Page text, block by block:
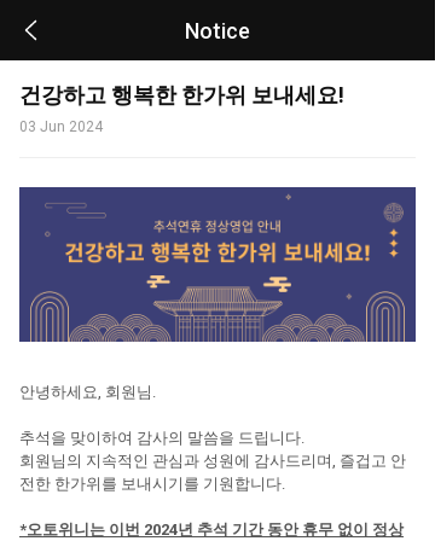
Notice
건강하고 행복한 한가위 보내세요!
03 Jun 2024
안녕하세요, 회원님.
추석을 맞이하여 감사의 말씀을 드립니다.
회원님의 지속적인 관심과 성원에 감사드리며, 즐겁고 안
전한 한가위를 보내시기를 기원합니다.
*오토위니는 이번 2024년 추석 기간 동안 휴무 없이 정상